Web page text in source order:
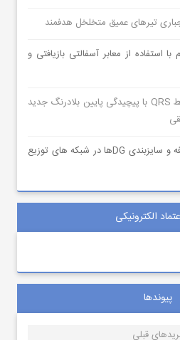
اجباری تیرهای عمیق متخلخل هدفمند
استفاده از معابر آسفالتی بازیافتی و
دانلود مقاله آشکارساز مختلط QRS با پیچیدگی پایین بلادرنگ جدید
دانلود مقاله جایابی چندهدفه و سایزبندی DGها در شبکه های توزیع
الکترونیکی
پیوندها
قبلی